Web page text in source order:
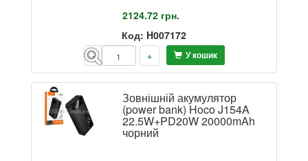
2124.72 грн.
Код: H007172
- + У кошик
Зовнішній акумулятор
(power bank) Hoco J154A
22.5W+PD20W 20000mAh
чорний